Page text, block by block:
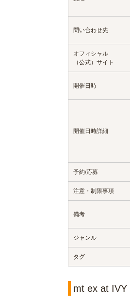
問い合わせ先
オフィシャル
（公式）サイト
開催日時
開催日時詳細
予約/応募
注意・制限事項
備考
ジャンル
タグ
mt ex at IVY